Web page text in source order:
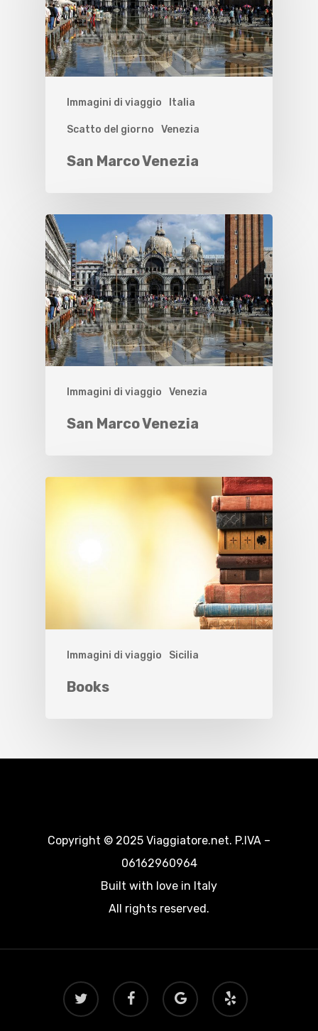
Immagini di viaggio Italia
Scatto del giorno Venezia
San Marco Venezia
Immagini di viaggio Venezia
San Marco Venezia
Immagini di viaggio Sicilia
Books
Copyright © 2025 Viaggiatore.net. P.IVA –
06162960964
Built with love in Italy
All rights reserved.
twitter facebook
google-
plus
yelp